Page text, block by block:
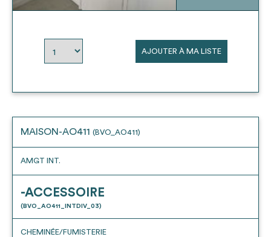
AJOUTER À MA LISTE
MAISON-AO411 (BVO_AO411)
AMGT INT.
-ACCESSOIRE
(BVO_AO411_INTDIV_03)
CHEMINÉE/FUMISTERIE